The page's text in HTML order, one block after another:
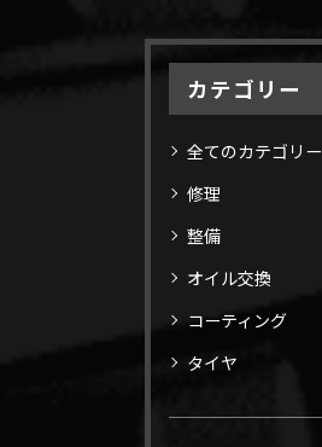
カテゴリー
全てのカテゴリー
修理
整備
オイル交換
コーティング
タイヤ